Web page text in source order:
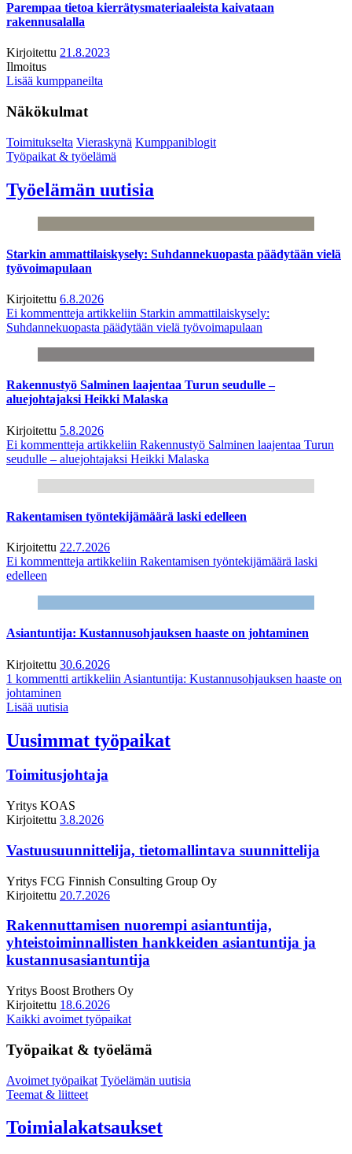
Parempaa tietoa kierrätysmateriaaleista kaivataan
rakennusalalla
Kirjoitettu 21.8.2023
Ilmoitus
Lisää kumppaneilta
Näkökulmat
Toimitukselta Vieraskynä Kumppaniblogit
Työpaikat & työelämä
Työelämän uutisia
Starkin ammattilaiskysely: Suhdannekuopasta päädytään vielä
työvoimapulaan
Kirjoitettu 6.8.2026
Ei kommentteja artikkeliin Starkin ammattilaiskysely:
Suhdannekuopasta päädytään vielä työvoimapulaan
Rakennustyö Salminen laajentaa Turun seudulle –
aluejohtajaksi Heikki Malaska
Kirjoitettu 5.8.2026
Ei kommentteja artikkeliin Rakennustyö Salminen laajentaa Turun
seudulle – aluejohtajaksi Heikki Malaska
Rakentamisen työntekijämäärä laski edelleen
Kirjoitettu 22.7.2026
Ei kommentteja artikkeliin Rakentamisen työntekijämäärä laski
edelleen
Asiantuntija: Kustannusohjauksen haaste on johtaminen
Kirjoitettu 30.6.2026
1 kommentti artikkeliin Asiantuntija: Kustannusohjauksen haaste on
johtaminen
Lisää uutisia
Uusimmat työpaikat
Toimitusjohtaja
Yritys KOAS
Kirjoitettu 3.8.2026
Vastuusuunnittelija, tietomallintava suunnittelija
Yritys FCG Finnish Consulting Group Oy
Kirjoitettu 20.7.2026
Rakennuttamisen nuorempi asiantuntija,
yhteistoiminnallisten hankkeiden asiantuntija ja
kustannusasiantuntija
Yritys Boost Brothers Oy
Kirjoitettu 18.6.2026
Kaikki avoimet työpaikat
Työpaikat & työelämä
Avoimet työpaikat Työelämän uutisia
Teemat & liitteet
Toimialakatsaukset